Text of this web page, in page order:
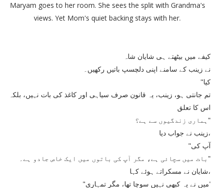
Maryam goes to her room. She sees the split with Grandma's
views. Yet Mom's quiet backing stays with her.
کیفے میں بیٹھتے ہی شایان شاہ
نے زینب کے سامنے اپنی دلچسپ باتیں رکھیں۔
"کیا
تم جانتی ہو، زینب، یہ قانون صرف سیاہی اور کاغذ کی بات نہیں، بلکہ
اس کا تعلق
ہماری زندگیوں سے ہے؟"
زینب نے جواب دیا،
"آپ کی
بات میں سچائی ہے، مگر آپ کی باتوں میں ایک خاص جادو ہے۔"
شایان نے مسکراتے ہوئے کہا،
"میں نے یہ کبھی نہیں سوچا تھا، مگر تمہاری'